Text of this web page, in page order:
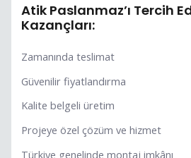
Atik Paslanmaz’ı Tercih
Kazançları:
Zamanında teslimat
Güvenilir fiyatlandırma
Kalite belgeli üretim
Projeye özel çözüm ve hizmet
Türkiye genelinde montaj imkânı